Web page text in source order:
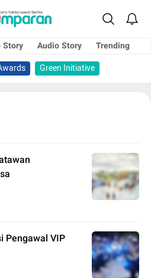
Story Audio Story
Trending
Green Initiative
Pengawal VIP